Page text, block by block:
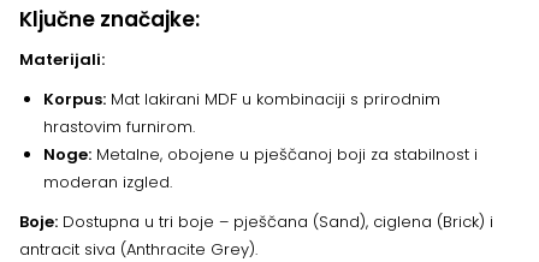
Ključne značajke:
Materijali:
Korpus: Mat lakirani MDF u kombinaciji s prirodnim
hrastovim furnirom.
Noge: Metalne, obojene u pješčanoj boji za stabilnost i
moderan izgled.
Boje: Dostupna u tri boje – pješčana (Sand), ciglena (Brick) i
antracit siva (Anthracite Grey).